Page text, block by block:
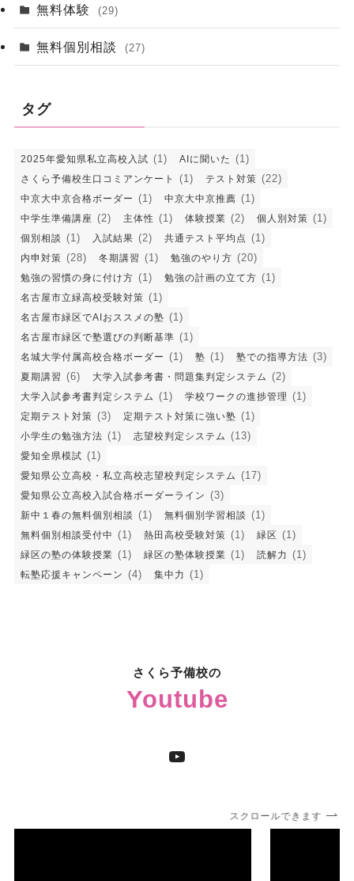
無料体験 (29)
無料個別相談 (27)
タグ
2025年愛知県私立高校入試 (1) AIに聞いた (1)
さくら予備校生口コミアンケート (1) テスト対策 (22)
中京大中京合格ボーダー (1) 中京大中京推薦 (1)
中学生準備講座 (2) 主体性 (1) 体験授業 (2) 個人別対策 (1)
個別相談 (1) 入試結果 (2) 共通テスト平均点 (1)
内申対策 (28) 冬期講習 (1) 勉強のやり方 (20)
勉強の習慣の身に付け方 (1) 勉強の計画の立て方 (1)
名古屋市立緑高校受験対策 (1)
名古屋市緑区でAIおススメの塾 (1)
名古屋市緑区で塾選びの判断基準 (1)
名城大学付属高校合格ボーダー (1) 塾 (1) 塾での指導方法 (3)
夏期講習 (6) 大学入試参考書・問題集判定システム (2)
大学入試参考書判定システム (1) 学校ワークの進捗管理 (1)
定期テスト対策 (3) 定期テスト対策に強い塾 (1)
小学生の勉強方法 (1) 志望校判定システム (13)
愛知全県模試 (1)
愛知県公立高校・私立高校志望校判定システム (17)
愛知県公立高校入試合格ボーダーライン (3)
新中１春の無料個別相談 (1) 無料個別学習相談 (1)
無料個別相談受付中 (1) 熱田高校受験対策 (1) 緑区 (1)
緑区の塾の体験授業 (1) 緑区の塾体験授業 (1) 読解力 (1)
転塾応援キャンペーン (4) 集中力 (1)
さくら予備校の
Youtube
YouTube
スクロールできます